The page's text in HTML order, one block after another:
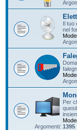
Il tuo
nel
Per
Argomenti: 1395